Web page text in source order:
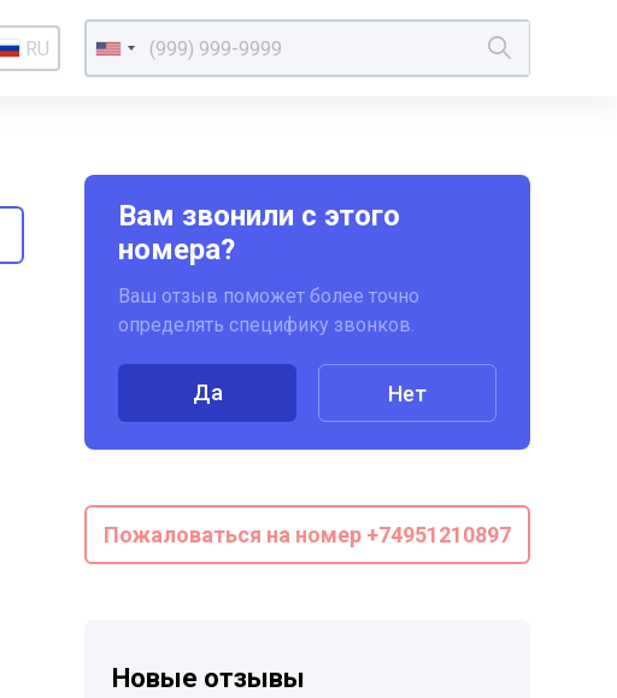
RU
Вам звонили с этого
номера?
Ваш отзыв поможет более точно
определять специфику звонков.
Да Нет
Пожаловаться на номер +74951210897
Новые отзывы